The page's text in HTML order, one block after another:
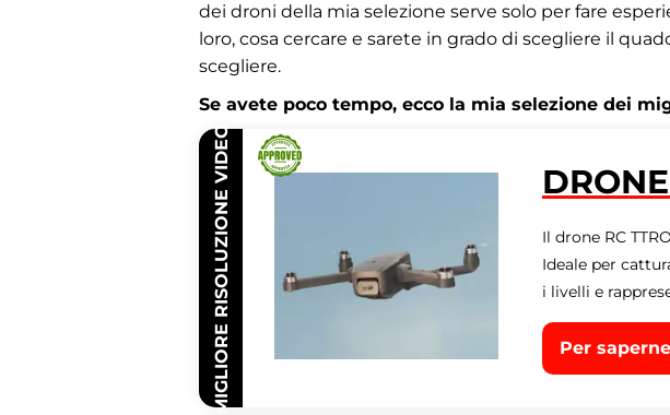
dei droni della mia selezione serve solo per fare
loro, cosa cercare e sarete in grado di scegliere il
scegliere.
Se avete poco tempo, ecco la mia selezione dei
MIGLIORE RISOLUZIONE VIDEO
Il drone RC
Ideale per
i livelli e
Per